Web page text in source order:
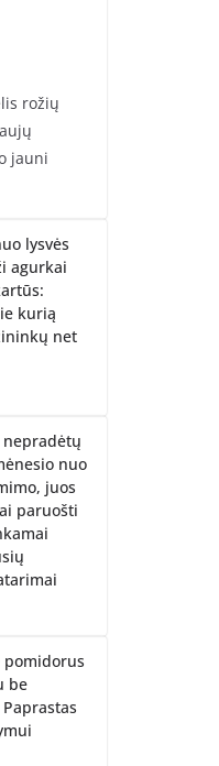
rožių
jauni
lysvės
agurkai
kurią
net
nepradėtų
nuo
juos
paruošti
be